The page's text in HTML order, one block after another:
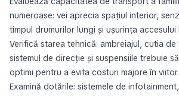
numeroase: vei aprecia spațiul interior,
timpul drumurilor lungi și ușurința accesului
Verifică starea tehnică: ambreiajul, cutia de
sistemul de direcție și suspensiile trebuie
optimi pentru a evita costuri majore în viitor.
Examină dotările: sistemele de